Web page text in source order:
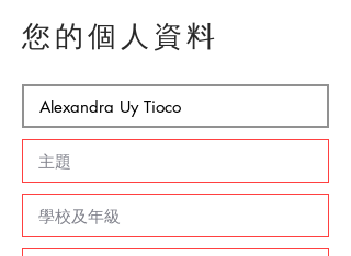
您的個人資料